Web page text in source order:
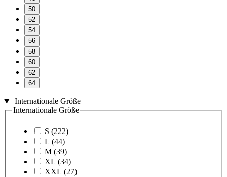
50
52
54
56
58
60
62
64
Internationale Größe
Internationale Größe
S (222)
L (44)
M (39)
XL (34)
XXL (27)